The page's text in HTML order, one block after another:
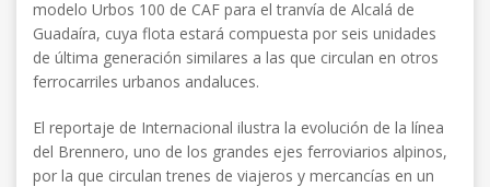
modelo Urbos 100 de CAF para el tranvía de Alcalá de
Guadaíra, cuya flota estará compuesta por seis unidades
de última generación similares a las que circulan en otros
ferrocarriles urbanos andaluces.
El reportaje de Internacional ilustra la evolución de la línea
del Brennero, uno de los grandes ejes ferroviarios alpinos,
por la que circulan trenes de viajeros y mercancías en un